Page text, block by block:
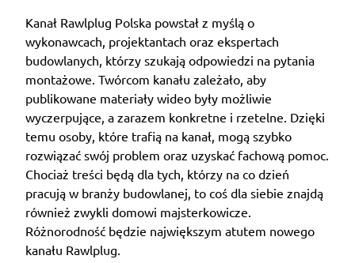
Kanał Rawlplug Polska powstał z myślą o
wykonawcach, projektantach oraz ekspertach
budowlanych, którzy szukają odpowiedzi na pytania
montażowe. Twórcom kanału zależało, aby
publikowane materiały wideo były możliwie
wyczerpujące, a zarazem konkretne i rzetelne. Dzięki
temu osoby, które trafią na kanał, mogą szybko
rozwiązać swój problem oraz uzyskać fachową pomoc.
Chociaż treści będą dla tych, którzy na co dzień
pracują w branży budowlanej, to coś dla siebie znajdą
również zwykli domowi majsterkowicze.
Różnorodność będzie największym atutem nowego
kanału Rawlplug.